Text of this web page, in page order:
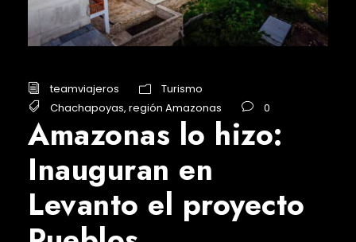
teamviajeros
Turismo
Chachapoyas, región Amazonas 0
Amazonas lo hizo:
Inauguran en
Levanto el proyecto